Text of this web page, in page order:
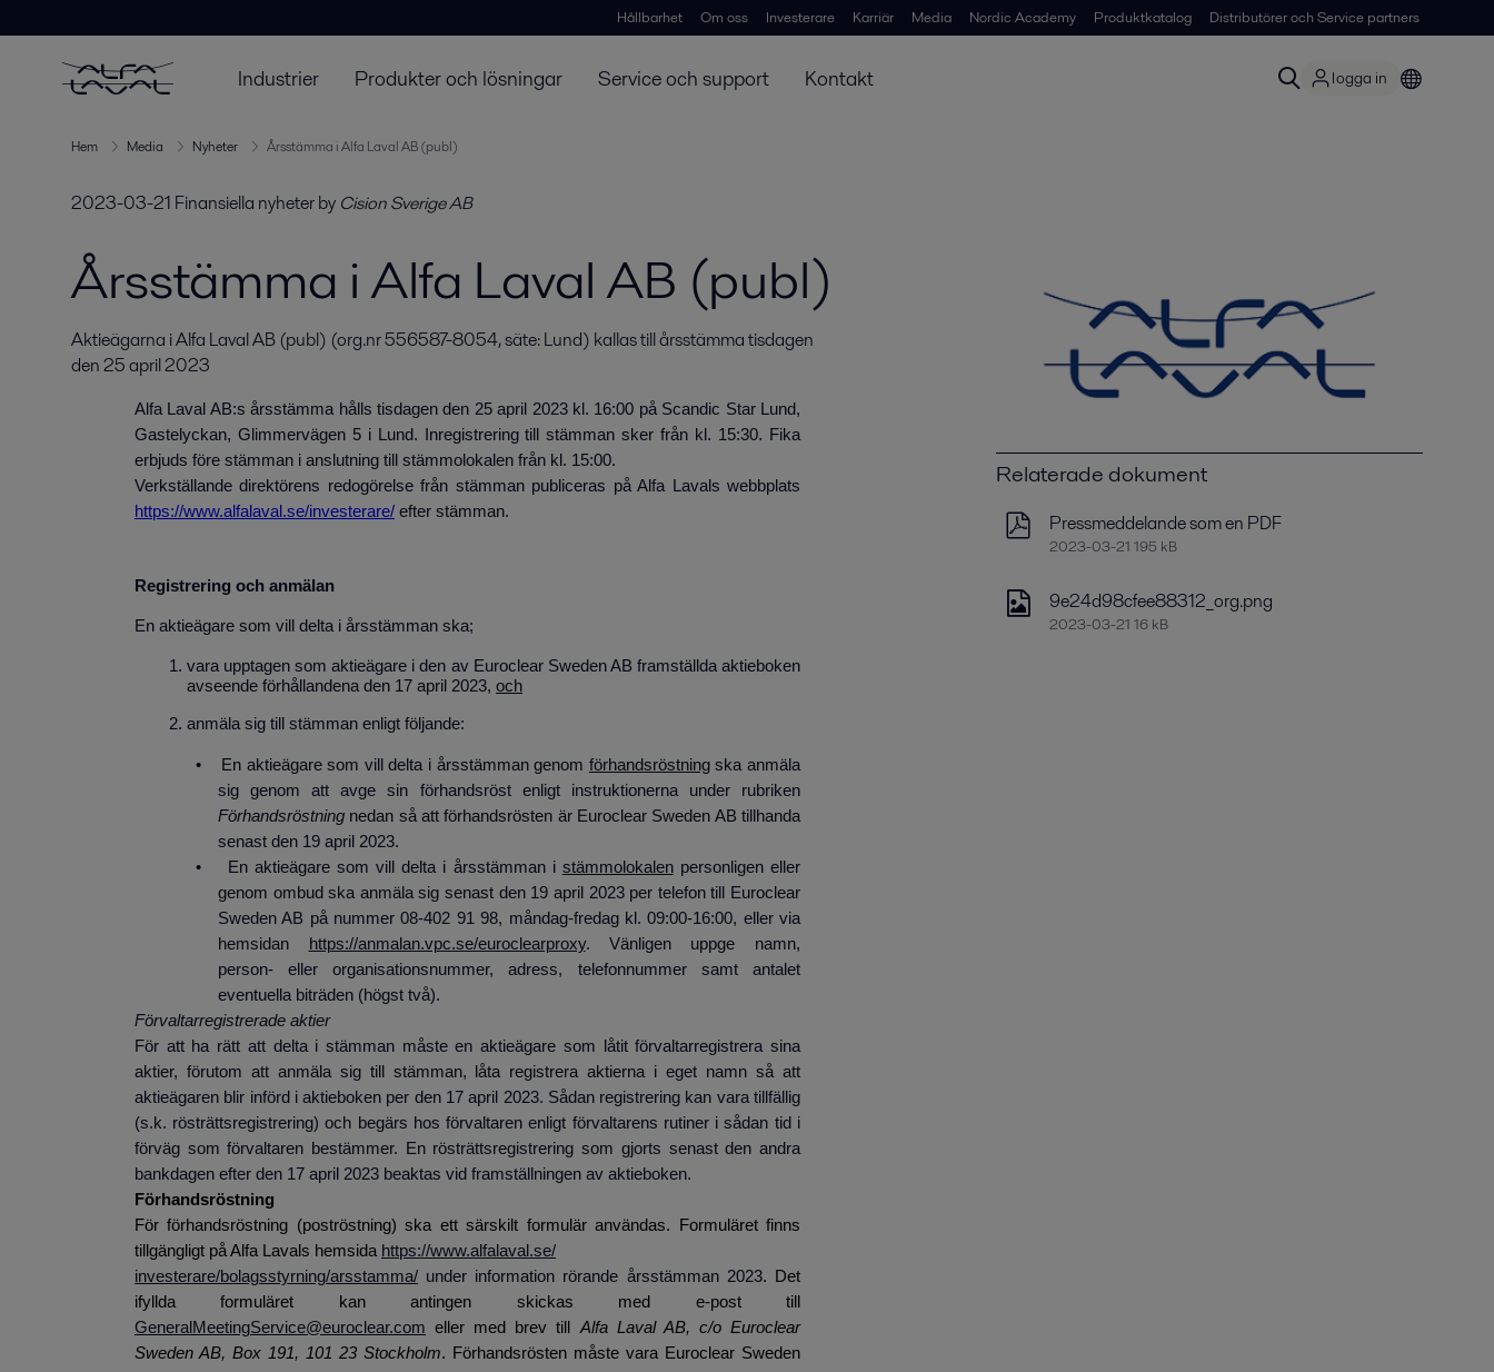
Hållbarhet Om oss Investerare Karriär Media Nordic Academy Produktkatalog Distributörer och Service partners
Industrier Produkter och lösningar Service och support Kontakt logga in
Hem Media Nyheter Årsstämma i Alfa Laval AB (publ)
2023-03-21 Finansiella nyheterby Cision Sverige AB
Årsstämma i Alfa Laval AB (publ)
Aktieägarna i Alfa Laval AB (publ) (org.nr 556587-8054, säte: Lund) kallas till årsstämma tisdagen
den 25 april 2023
Alfa Laval AB:s årsstämma hålls tisdagen den 25 april 2023 kl. 16:00 på Scandic Star Lund,
Gastelyckan, Glimmervägen 5 i Lund. Inregistrering till stämman sker från kl. 15:30. Fika
erbjuds före stämman i anslutning till stämmolokalen från kl. 15:00.
Verkställande direktörens redogörelse från stämman publiceras på Alfa Lavals webbplats
https://www.alfalaval.se/investerare/ efter stämman.
Registrering och anmälan
En aktieägare som vill delta i årsstämman ska;
vara upptagen som aktieägare i den av Euroclear Sweden AB framställda aktieboken
avseende förhållandena den 17 april 2023, och
anmäla sig till stämman enligt följande:
• En aktieägare som vill delta i årsstämman genom förhandsröstningska anmäla
sig genom att avge sin förhandsröst enligt instruktionerna under rubriken
Förhandsröstning nedan så att förhandsrösten är Euroclear Sweden AB tillhanda
senast den 19 april 2023.
• En aktieägare som vill delta i årsstämman i stämmolokalenpersonligen eller
genom ombud ska anmäla sig senast den 19 april 2023 per telefon till Euroclear
Sweden AB på nummer 08-402 91 98, måndag-fredag kl. 09:00-16:00, eller via
hemsidan https://anmalan.vpc.se/euroclearproxy. Vänligen uppge namn,
person- eller organisationsnummer, adress, telefonnummer samt antalet
eventuella biträden (högst två).
Förvaltarregistrerade aktier
För att ha rätt att delta i stämman måste en aktieägare som låtit förvaltarregistrera sina
aktier, förutom att anmäla sig till stämman, låta registrera aktierna i eget namn så att
aktieägaren blir införd i aktieboken per den 17 april 2023. Sådan registrering kan vara tillfällig
(s.k. rösträttsregistrering) och begärs hos förvaltaren enligt förvaltarens rutiner i sådan tid i
förväg som förvaltaren bestämmer. En rösträttsregistrering som gjorts senast den andra
bankdagen efter den 17 april 2023 beaktas vid framställningen av aktieboken.
Förhandsröstning
För förhandsröstning (poströstning) ska ett särskilt formulär användas. Formuläret finns
tillgängligt på Alfa Lavals hemsida https://www.alfalaval.se/
investerare/bolagsstyrning/arsstamma/ under information rörande årsstämman 2023. Det
ifyllda formuläret kan antingen skickas med e-post till
GeneralMeetingService@euroclear.com eller med brev till Alfa Laval AB, c/o Euroclear
Sweden AB, Box 191, 101 23 Stockholm. Förhandsrösten måste vara Euroclear Sweden
Relaterade dokument
Pressmeddelande som en PDF
2023-03-21 195 kB
9e24d98cfee88312_org.png
2023-03-21 16 kB